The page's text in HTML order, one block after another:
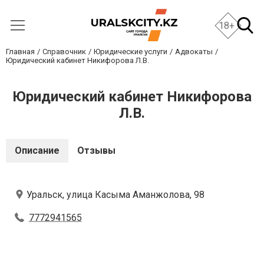
18+
Главная Справочник Юридические услуги
Адвокаты
Юридический кабинет Никифорова Л.В.
Юридический кабинет Никифорова
Л.В.
Описание Отзывы
Уральск, улица Касыма Аманжолова, 98
7772941565